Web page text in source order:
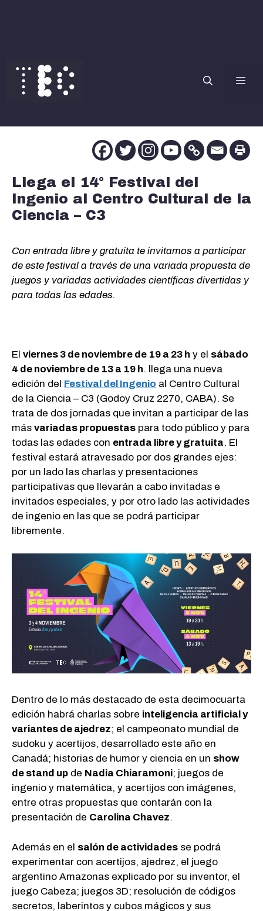
contenido
Llega el 14° Festival del
Ingenio al Centro Cultural de la
Ciencia – C3
Con entrada libre y gratuita te invitamos a participar
de este festival a través de una variada propuesta de
juegos y variadas actividades científicas divertidas y
para todas las edades.
El viernes 3 de noviembre de 19 a 23 h y el sábado
4 de noviembre de 13 a 19 h. llega una nueva
edición del Festival del Ingenio al Centro Cultural
de la Ciencia – C3 (Godoy Cruz 2270, CABA). Se
trata de dos jornadas que invitan a participar de las
más variadas propuestas para todo público y para
todas las edades con entrada libre y gratuita. El
festival estará atravesado por dos grandes ejes:
por un lado las charlas y presentaciones
participativas que llevarán a cabo invitadas e
invitados especiales, y por otro lado las actividades
de ingenio en las que se podrá participar
libremente.
Dentro de lo más destacado de esta decimocuarta
edición habrá charlas sobre inteligencia artificial y
variantes de ajedrez; el campeonato mundial de
sudoku y acertijos, desarrollado este año en
Canadá; historias de humor y ciencia en un show
de stand up de Nadia Chiaramoni; juegos de
ingenio y matemática, y acertijos con imágenes,
entre otras propuestas que contarán con la
presentación de Carolina Chavez.
Además en el salón de actividades se podrá
experimentar con acertijos, ajedrez, el juego
argentino Amazonas explicado por su inventor, el
juego Cabeza; juegos 3D; resolución de códigos
secretos, laberintos y cubos mágicos y sus